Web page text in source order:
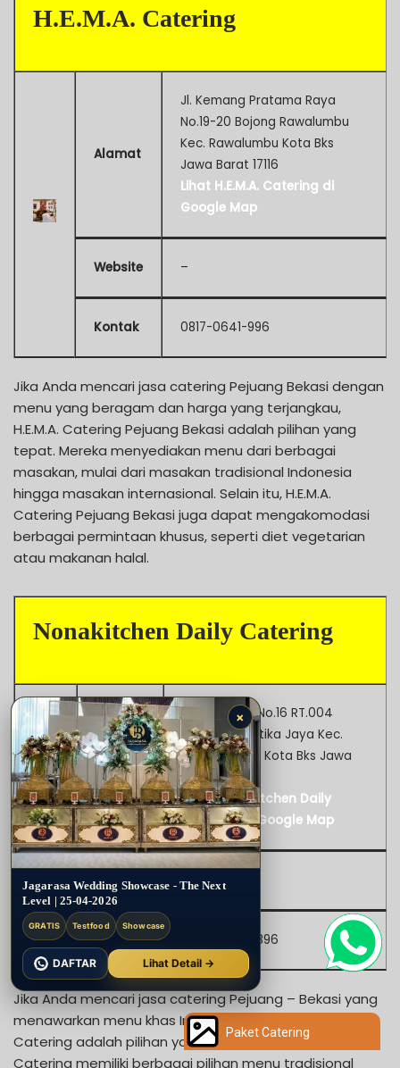
H.E.M.A. Catering
Alamat
Jl. Kemang Pratama Raya
No.19-20 Bojong Rawalumbu
Kec. Rawalumbu Kota Bks
Jawa Barat 17116
Lihat H.E.M.A. Catering di
Google Map
Website –
Kontak 0817-0641-996
Jika Anda mencari jasa catering Pejuang Bekasi dengan
menu yang beragam dan harga yang terjangkau,
H.E.M.A. Catering Pejuang Bekasi adalah pilihan yang
tepat. Mereka menyediakan menu dari berbagai
masakan, mulai dari masakan tradisional Indonesia
hingga masakan internasional. Selain itu, H.E.M.A.
Catering Pejuang Bekasi juga dapat mengakomodasi
berbagai permintaan khusus, seperti diet vegetarian
atau makanan halal.
Nonakitchen Daily Catering
Alamat
Jl. Delima IV No.16 RT.004
FRW.027 Mustika Jaya Kec.
Mustika Jaya Kota Bks Jawa
Barat 17158
Lihat Nonakitchen Daily
Catering di Google Map
Website –
Kontak 0882-1293-9896
Jika Anda mencari jasa catering Pejuang – Bekasi yang
menawarkan menu khas Indonesia, Nonakitchen Daily
Catering adalah pilihan yang tepat. Nonakitchen Daily
Catering memiliki berbagai pilihan menu tradisional
Paket Catering
×
Jagarasa Wedding Showcase - The Next
Level | 25-04-2026
GRATIS Testfood Showcase
DAFTAR Lihat Detail →